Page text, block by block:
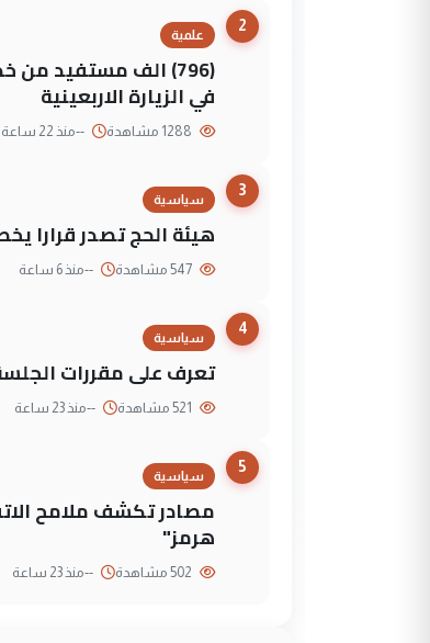
2
علمية
(796) الف مستفيد
في الزيارة الاربعينية
--منذ 22 ساعة
3
سياسية
هيئة الحج تصدر قرارا
--منذ 6 ساعة
4
سياسية
تعرف على مقررات
--منذ 23 ساعة
5
سياسية
مصادر تكشف ملامح
هرمز"
--منذ 23 ساعة